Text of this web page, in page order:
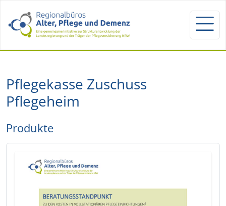
Pflegekasse Zuschuss
Pflegeheim
Produkte